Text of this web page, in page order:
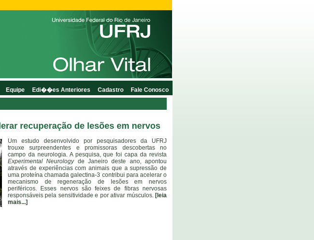
recuperação de lesões em nervos
Um estudo desenvolvido por pesquisadores da UFRJ
trouxe surpreendentes e promissoras descobertas no
campo da neurologia. A pesquisa, que foi capa da revista
Experimental Neurologyde Janeiro deste ano, apontou
através de experiências com animais que a supressão de
uma proteína chamada galectina-3 contribui para acelerar o
mecanismo de regeneração de lesões em nervos
periféricos. Esses nervos são feixes de fibras nervosas
responsáveis pela sensitividade e por ativar músculos. [leia
mais...]
Equipe Edi��es Anteriores Cadastro Fale Conosco